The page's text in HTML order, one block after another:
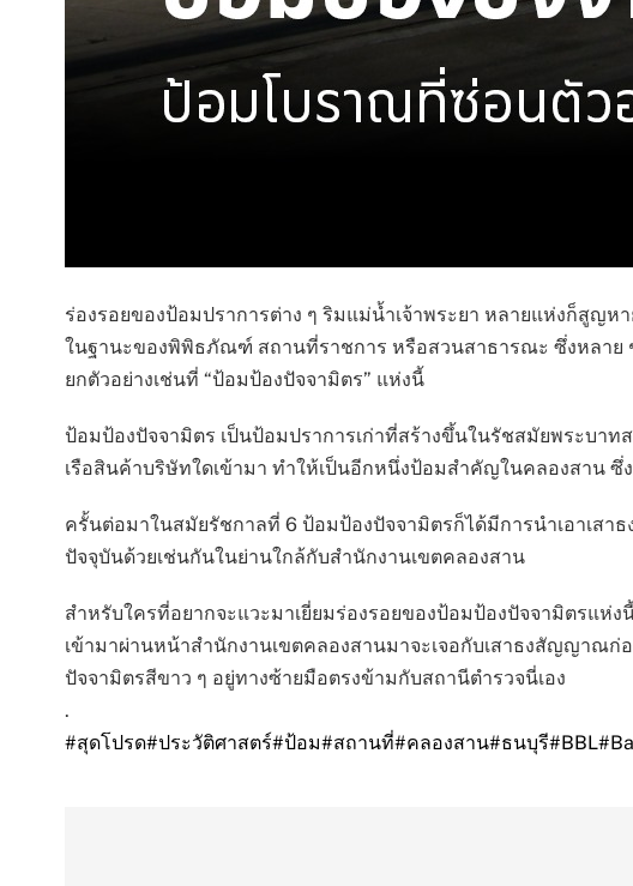
ร่องรอยของป้อมปราการต่าง ๆ ริมแม่น้ำเจ้าพระยา หลายแห่งก็สูญ
ในฐานะของพิพิธภัณฑ์ สถานที่ราชการ หรือสวนสาธารณะ ซึ่งหลาย
ยกตัวอย่างเช่นที่ “ป้อมป้องปัจจามิตร” แห่งนี้
ป้อมป้องปัจจามิตร เป็นป้อมปราการเก่าที่สร้างขึ้นในรัชสมัยพระบา
เรือสินค้าบริษัทใดเข้ามา ทำให้เป็นอีกหนึ่งป้อมสำคัญในคลองสาน
ครั้นต่อมาในสมัยรัชกาลที่ 6 ป้อมป้องปัจจามิตรก็ได้มีการนำเอาเส
ปัจจุบันด้วยเช่นกันในย่านใกล้กับสำนักงานเขตคลองสาน
สำหรับใครที่อยากจะแวะมาเยี่ยมร่องรอยของป้อมป้องปัจจามิตรแห่
เข้ามาผ่านหน้าสำนักงานเขตคลองสานมาจะเจอกับเสาธงสัญญาณก่อ
ปัจจามิตรสีขาว ๆ อยู่ทางซ้ายมือตรงข้ามกับสถานีตำรวจนี่เอง
.
#สุดโปรด#ประวัติศาสตร์#ป้อม#สถานที่#คลองสาน#ธนบุรี#BBL